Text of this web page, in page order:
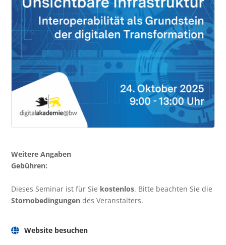
Weitere Angaben
Gebühren:
Dieses Seminar ist für Sie kostenlos. Bitte beachten Sie die
Stornobedingungen des Veranstalters.
Website besuchen